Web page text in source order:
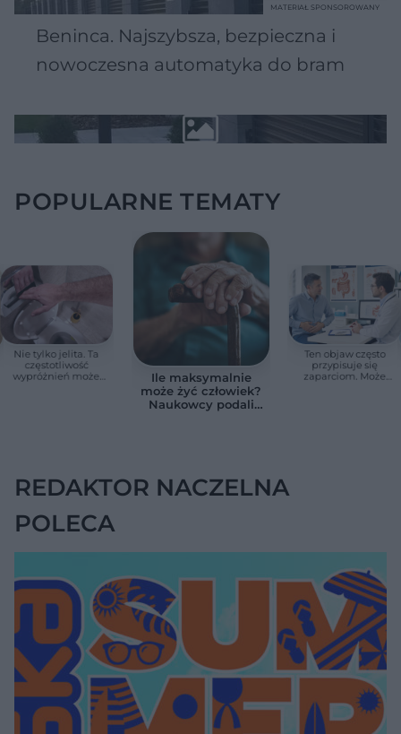
Beninca. Najszybsza, bezpieczna i
nowoczesna automatyka do bram
MATERIAŁ SPONSOROWANY
POPULARNE TEMATY
Nie tylko jelita. Ta
częstotliwość
wypróżnień może
Ile maksymalnie
może żyć człowiek?
Naukowcy podali
Ten objaw często
przypisuje się
zaparciom. Może
REDAKTOR NACZELNA
POLECA